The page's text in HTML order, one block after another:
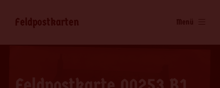
Feldpostkarten Menü